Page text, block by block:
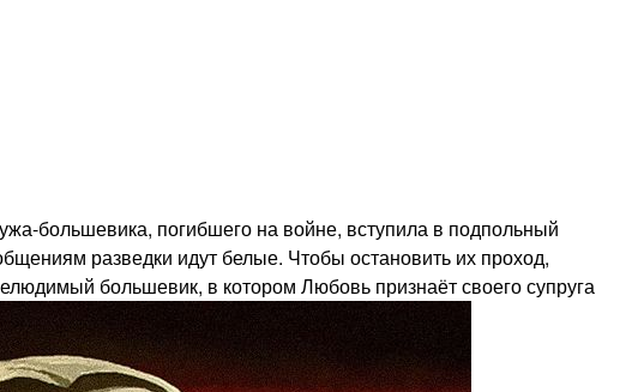
большевика, погибшего на войне, вступила в подпольный
разведки идут белые. Чтобы остановить их проход,
большевик, в котором Любовь признаёт своего супруга